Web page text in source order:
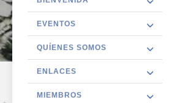
EVENTOS
QUÍENES SOMOS
ENLACES
MIEMBROS